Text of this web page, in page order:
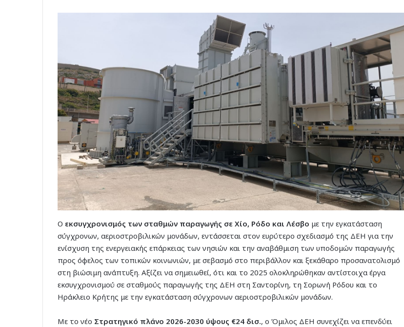
Ο εκσυγχρονισμός των σταθμών παραγωγής σε Χίο, Ρόδο και Λέσβο με την εγκατάσταση
σύγχρονων, αεριοστροβιλικών μονάδων, εντάσσεται στον ευρύτερο σχεδιασμό της ΔΕΗ για την
ενίσχυση της ενεργειακής επάρκειας των νησιών και την αναβάθμιση των υποδομών παραγωγής
προς όφελος των τοπικών κοινωνιών, με σεβασμό στο περιβάλλον και ξεκάθαρο προσανατολισμό
στη βιώσιμη ανάπτυξη. Αξίζει να σημειωθεί, ότι και το 2025 ολοκληρώθηκαν αντίστοιχα έργα
εκσυγχρονισμού σε σταθμούς παραγωγής της ΔΕΗ στη Σαντορίνη, τη Σορωνή Ρόδου και το
Ηράκλειο Κρήτης με την εγκατάσταση σύγχρονων αεριοστροβιλικών μονάδων.
Με το νέο Στρατηγικό πλάνο 2026-2030 ύψους €24 δισ., ο Όμιλος ΔΕΗ συνεχίζει να επενδύει